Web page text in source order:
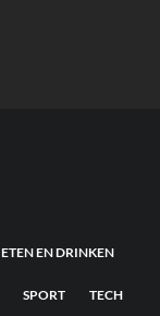
ETEN EN DRINKEN
SPORT TECH